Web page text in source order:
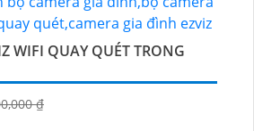
WIFI QUAY QUÉT TRONG
₫